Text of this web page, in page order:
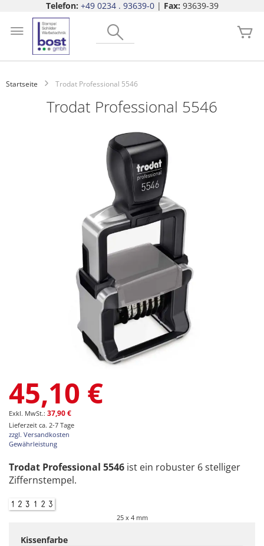
Telefon: +49 0234 . 93639-0| Fax: 93639-39
springen
Startseite Trodat Professional 5546
Trodat Professional 5546
Anfang
der
Bildgalerie
springen
45,10 €
37,90 €
Lieferzeit ca. 2-7 Tage
zzgl. Versandkosten
Gewährleistung
Trodat Professional 5546 ist ein robuster 6 stelliger
Ziffernstempel.
25 x 4 mm
Kissenfarbe